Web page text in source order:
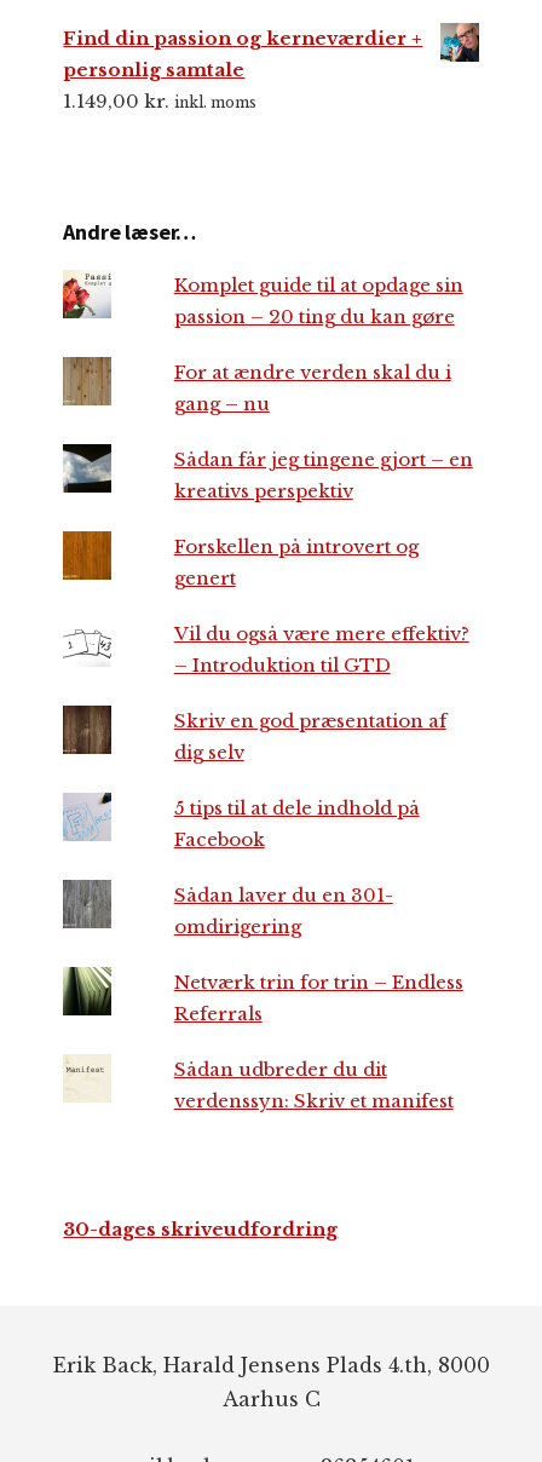
Find din passion og kerneværdier +
personlig samtale
1.149,00kr. inkl. moms
Andre læser…
Komplet guide til at opdage sin
passion – 20 ting du kan gøre
For at ændre verden skal du i
gang – nu
Sådan får jeg tingene gjort – en
kreativs perspektiv
Forskellen på introvert og
genert
Vil du også være mere effektiv?
– Introduktion til GTD
Skriv en god præsentation af
dig selv
5 tips til at dele indhold på
Facebook
Sådan laver du en 301-
omdirigering
Netværk trin for trin – Endless
Referrals
Sådan udbreder du dit
verdenssyn: Skriv et manifest
30-dages skriveudfordring
Erik Back, Harald Jensens Plads 4.th, 8000
Aarhus C